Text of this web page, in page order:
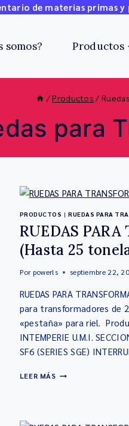
de materias primas
somos? Productos
/Productos /
para
PRODUCTOS |RUEDAS PARA
RUEDAS PARA
(Hasta 25
Por powerls septiembre 22,
RUEDAS PARA
para transformadores de
«pestaña» para riel.
INTEMPERIE U.M.I.
SF6 (SERIES SGE)
LEER MÁS